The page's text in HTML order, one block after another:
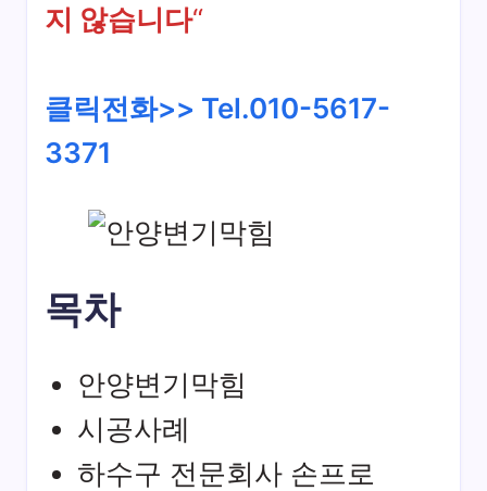
지 않습니다“
클릭전화>> Tel.010-5617-
3371
목차
안양변기막힘
시공사례
하수구 전문회사 손프로